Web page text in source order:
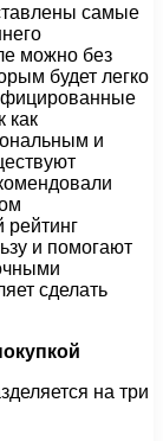
самые
можно без
будет легко
как
и
и помогают
сделать
на три